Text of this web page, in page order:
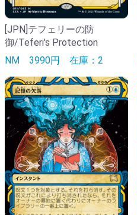
[JPN]テフェリーの防
御/Teferi's Protection
NM 3990円 在庫：2